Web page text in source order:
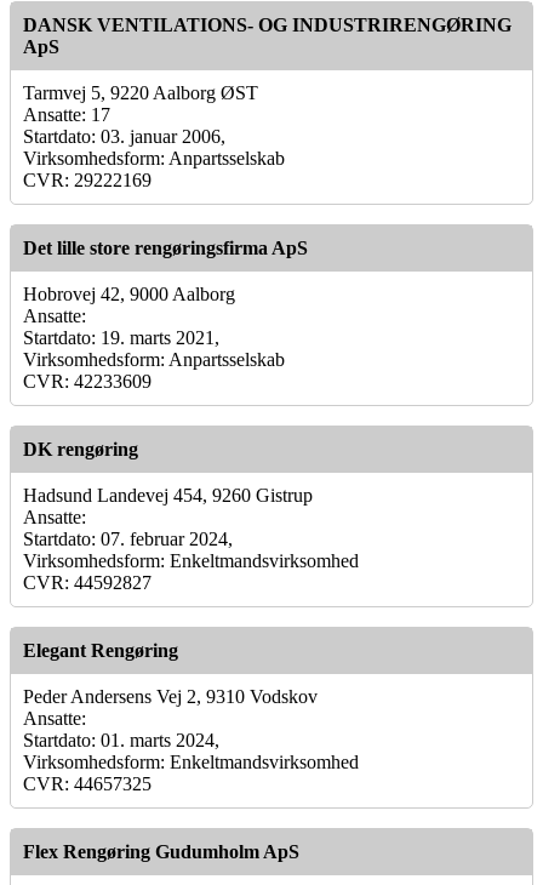
DANSK VENTILATIONS- OG INDUSTRIRENGØRING
ApS
Tarmvej 5, 9220 Aalborg ØST
Ansatte: 17
Startdato: 03. januar 2006,
Virksomhedsform: Anpartsselskab
CVR: 29222169
Det lille store rengøringsfirma ApS
Hobrovej 42, 9000 Aalborg
Ansatte:
Startdato: 19. marts 2021,
Virksomhedsform: Anpartsselskab
CVR: 42233609
DK rengøring
Hadsund Landevej 454, 9260 Gistrup
Ansatte:
Startdato: 07. februar 2024,
Virksomhedsform: Enkeltmandsvirksomhed
CVR: 44592827
Elegant Rengøring
Peder Andersens Vej 2, 9310 Vodskov
Ansatte:
Startdato: 01. marts 2024,
Virksomhedsform: Enkeltmandsvirksomhed
CVR: 44657325
Flex Rengøring Gudumholm ApS